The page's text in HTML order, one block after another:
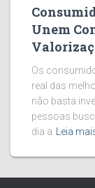
Unem
Os
real das
não basta
pessoas
dia a
Leia